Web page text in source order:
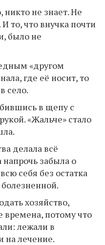
никто не знает. Не
то, что внучка почти
было не
«другом
где её носит, то
село.
в щепу с
«Жальче» стало
делала всё
забыла о
себя без остатка
хозяйство,
времена, потому что
лежали в
на лечение.